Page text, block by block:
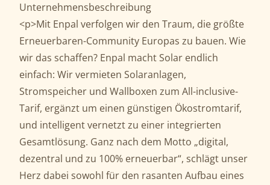
Unternehmensbeschreibung
<p>Mit Enpal verfolgen wir den Traum, die größte
Erneuerbaren-Community Europas zu bauen. Wie
wir das schaffen? Enpal macht Solar endlich
einfach: Wir vermieten Solaranlagen,
Stromspeicher und Wallboxen zum All-inclusive-
Tarif, ergänzt um einen günstigen Ökostromtarif,
und intelligent vernetzt zu einer integrierten
Gesamtlösung. Ganz nach dem Motto „digital,
dezentral und zu 100% erneuerbar“, schlägt unser
Herz dabei sowohl für den rasanten Aufbau eines